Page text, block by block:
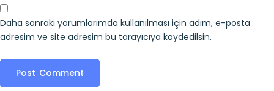
Daha sonraki yorumlarımda kullanılması için adım, e-posta
adresim ve site adresim bu tarayıcıya kaydedilsin.